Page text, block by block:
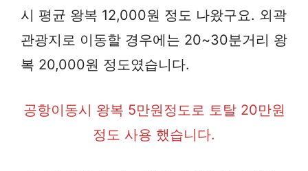
시 평균 왕복 12,000원 정도 나왔구요. 외곽
관광지로 이동할 경우에는 20~30분거리 왕
복 20,000원 정도였습니다.
공항이동시 왕복 5만원정도로 토탈 20만원
정도 사용 했습니다.